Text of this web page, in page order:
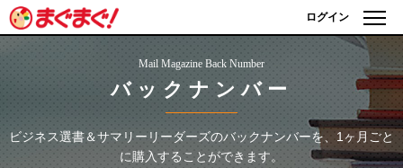
ログイン
Mail Magazine Back Number
バックナンバー
ビジネス選書＆サマリーリーダーズのバックナンバーを、1ヶ月ごと
に購入することができます。